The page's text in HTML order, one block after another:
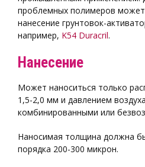
проблемных полимеров
нанесение грунтовок-
например, K54 Duracril.
Нанесение
Может наноситься только
1,5-2,0 мм и давлением
комбинированными или
Наносимая толщина должна
порядка 200-300 микрон.